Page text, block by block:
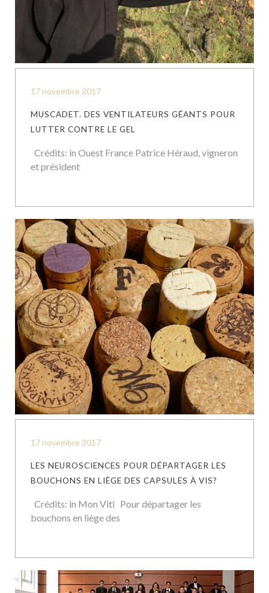
17 novembre 2017
MUSCADET. DES VENTILATEURS GÉANTS POUR
LUTTER CONTRE LE GEL
Crédits: in Ouest France Patrice Héraud, vigneron
et président
17 novembre 2017
LES NEUROSCIENCES POUR DÉPARTAGER LES
BOUCHONS EN LIÈGE DES CAPSULES À VIS?
Crédits: in Mon Viti Pour départager les
bouchons en liège des